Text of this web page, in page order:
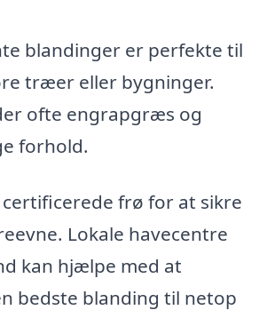
blandinger er perfekte til
træer eller bygninger.
ofte engrapgræs og
forhold.
frø for at sikre
Lokale havecentre
kan hjælpe med at
bedste blanding til netop